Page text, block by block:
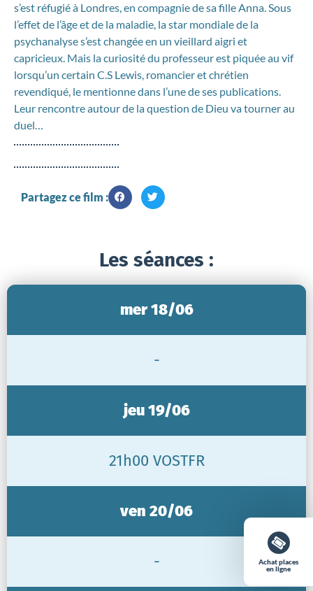
s’est réfugié à Londres, en compagnie de sa fille Anna. Sous
l’effet de l’âge et de la maladie, la star mondiale de la
psychanalyse s’est changée en un vieillard aigri et
capricieux. Mais la curiosité du professeur est piquée au vif
lorsqu’un certain C.S Lewis, romancier et chrétien
revendiqué, le mentionne dans l’une de ses publications.
Leur rencontre autour de la question de Dieu va tourner au
duel…
Partagez ce film :
Les séances :
Achat places
en ligne
mer 18/06
-
jeu 19/06
21h00 VOSTFR
ven 20/06
-